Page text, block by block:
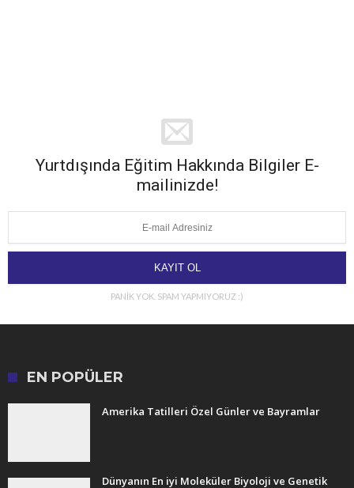
Yurtdışında Eğitim Hakkında Bilgiler E-
mailinizde!
PANİK YOK. SPAM YAPMIYORUZ :)
EN POPÜLER
Amerika Tatilleri Özel Günler ve Bayramlar
Dünyanın En iyi Moleküler Biyoloji ve Genetik